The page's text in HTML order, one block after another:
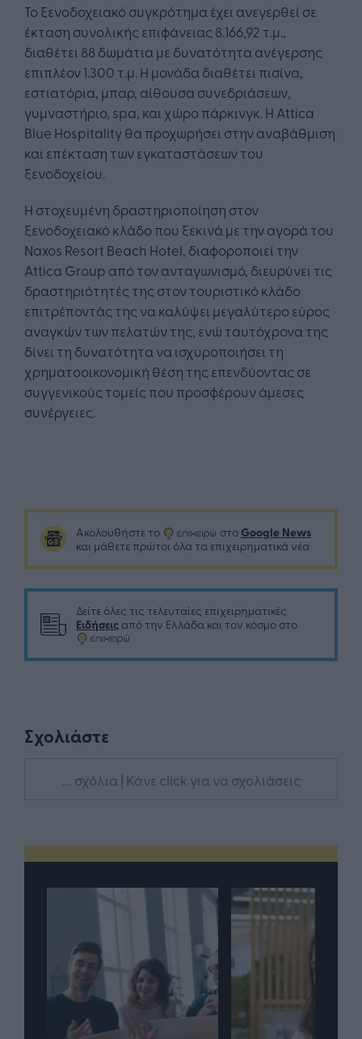
Το ξενοδοχειακό συγκρότημα έχει ανεγερθεί σε
έκταση συνολικής επιφάνειας 8.166,92 τ.μ.,
διαθέτει 88 δωμάτια με δυνατότητα ανέγερσης
επιπλέον 1.300 τ.μ. Η μονάδα διαθέτει πισίνα,
εστιατόρια, μπαρ, αίθουσα συνεδριάσεων,
γυμναστήριο, spa, και χώρο πάρκινγκ. Η Attica
Blue Hospitality θα προχωρήσει στην αναβάθμιση
και επέκταση των εγκαταστάσεων του
ξενοδοχείου.
Η στοχευμένη δραστηριοποίηση στον
ξενοδοχειακό κλάδο που ξεκινά με την αγορά του
Naxos Resort Beach Hotel, διαφοροποιεί την
Attica Group από τον ανταγωνισμό, διευρύνει τις
δραστηριότητές της στον τουριστικό κλάδο
επιτρέποντάς της να καλύψει μεγαλύτερο εύρος
αναγκών των πελατών της, ενώ ταυτόχρονα της
δίνει τη δυνατότητα να ισχυροποιήσει τη
χρηματοοικονομική θέση της επενδύοντας σε
συγγενικούς τομείς που προσφέρουν άμεσες
συνέργειες.
Ακολουθήστε το στο Google News
και μάθετε πρώτοι όλα τα επιχειρηματικά νέα
Δείτε όλες τις τελευταίες επιχειρηματικές
Ειδήσεις από την Ελλάδα και τον κόσμο στο
Σχολιάστε
... σχόλια | Κάνε click για να σχολιάσεις